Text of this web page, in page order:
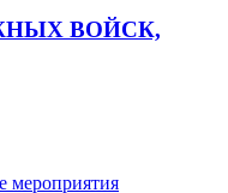
ВОЙСК,
мероприятия